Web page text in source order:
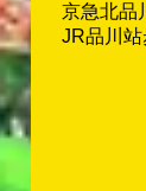
京急北品
JR品川站